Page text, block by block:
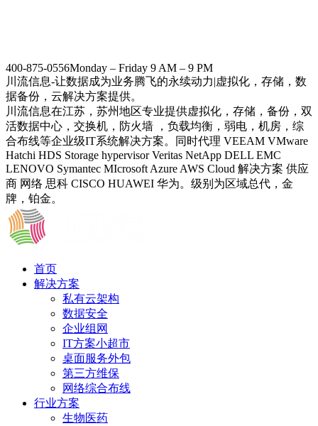
400-875-0556Monday – Friday 9 AM – 9 PM
川流信息-让数据成为业务腾飞的永续动力|虚拟化，存储，数
据备份，云解决方案提供。
川流信息在江苏，苏州地区专业提供虚拟化，存储，备份，双
活数据中心，交换机，防火墙 ，负载均衡，弱电，机房，综
合布线等企业级IT系统解决方案。同时代理 VEEAM VMware
Hatchi HDS Storage hypervisor Veritas NetApp DELL EMC
LENOVO Symantec MIcrosoft Azure AWS Cloud 解决方案 供应
商 网络 思科 CISCO HUAWEI 华为。级别为区域总代，金
牌，铂金。
首页
解决方案
私有云架构
数据安全
企业组网
IT方案小超市
桌面服务外包
第三方维保
网络综合布线
行业方案
生物医药